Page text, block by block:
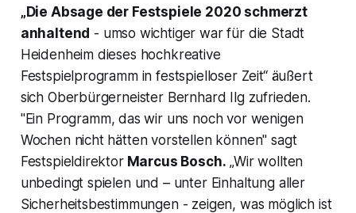
„Die Absage der Festspiele 2020 schmerzt
anhaltend - umso wichtiger war für die Stadt
Heidenheim dieses hochkreative
Festspielprogramm in festspielloser Zeit“ äußert
sich Oberbürgerneister Bernhard Ilg zufrieden.
"Ein Programm, das wir uns noch vor wenigen
Wochen nicht hätten vorstellen können" sagt
FestspieldirektorMarcus Bosch. „Wir wollten
unbedingt spielen und – unter Einhaltung aller
Sicherheitsbestimmungen - zeigen, was möglich ist